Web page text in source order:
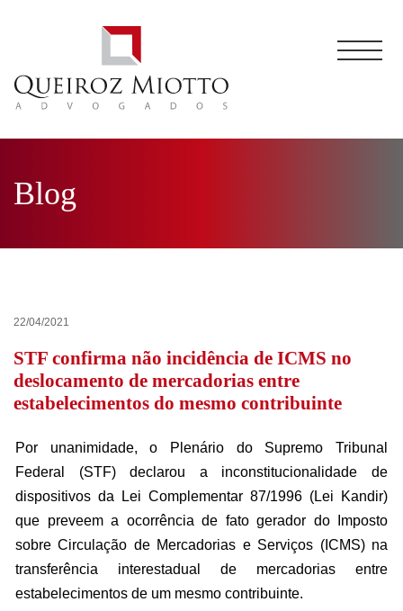
Blog
22/04/2021
STF confirma não incidência de ICMS no
deslocamento de mercadorias entre
estabelecimentos do mesmo contribuinte
Por unanimidade, o Plenário do Supremo Tribunal
Federal (STF) declarou a inconstitucionalidade de
dispositivos da Lei Complementar 87/1996 (Lei Kandir)
que preveem a ocorrência de fato gerador do Imposto
sobre Circulação de Mercadorias e Serviços (ICMS) na
transferência interestadual de mercadorias entre
estabelecimentos de um mesmo contribuinte.